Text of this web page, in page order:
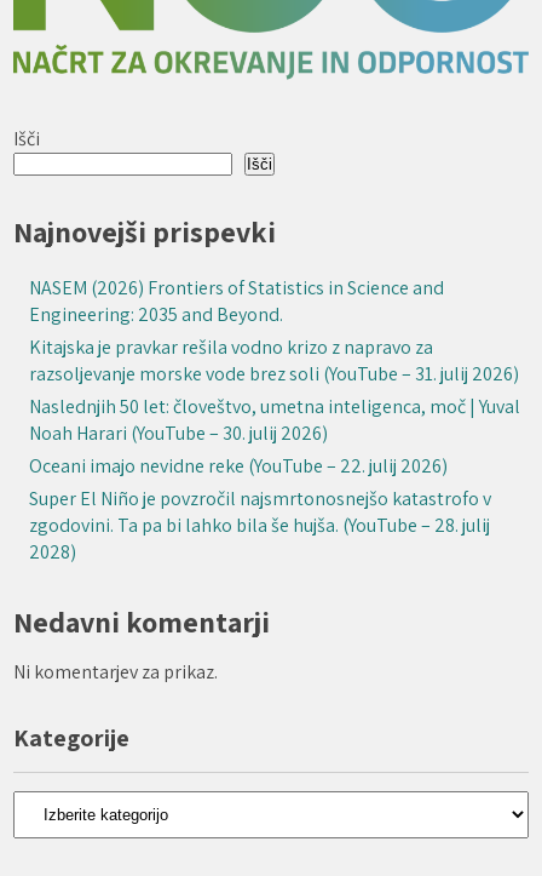
Išči
Išči
Najnovejši prispevki
NASEM (2026) Frontiers of Statistics in Science and
Engineering: 2035 and Beyond.
Kitajska je pravkar rešila vodno krizo z napravo za
razsoljevanje morske vode brez soli (YouTube – 31. julij 2026)
Naslednjih 50 let: človeštvo, umetna inteligenca, moč | Yuval
Noah Harari (YouTube – 30. julij 2026)
Oceani imajo nevidne reke (YouTube – 22. julij 2026)
Super El Niño je povzročil najsmrtonosnejšo katastrofo v
zgodovini. Ta pa bi lahko bila še hujša. (YouTube – 28. julij
2028)
Nedavni komentarji
Ni komentarjev za prikaz.
Kategorije
Kategorije